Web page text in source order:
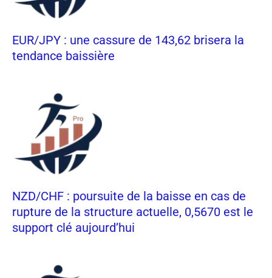
EUR/JPY : une cassure de 143,62 brisera la
tendance baissière
NZD/CHF : poursuite de la baisse en cas de
rupture de la structure actuelle, 0,5670 est le
support clé aujourd’hui